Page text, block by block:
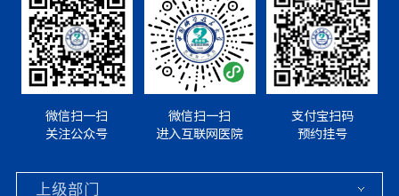
微信扫一扫
关注公众号
微信扫一扫
进入互联网医院
支付宝扫码
预约挂号